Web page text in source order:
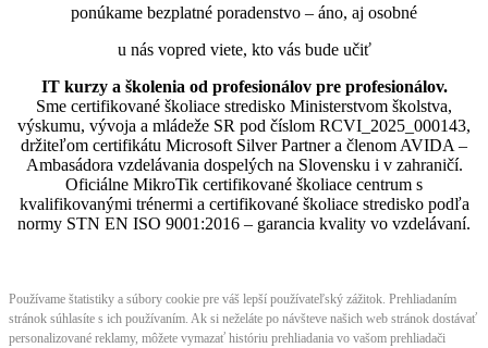
ponúkame bezplatné poradenstvo – áno, aj osobné
u nás vopred viete, kto vás bude učiť
IT kurzy a školenia od profesionálov pre profesionálov.
Sme certifikované školiace stredisko Ministerstvom školstva,
výskumu, vývoja a mládeže SR pod číslom RCVI_2025_000143,
držiteľom certifikátu Microsoft Silver Partner a členom AVIDA –
Ambasádora vzdelávania dospelých na Slovensku i v zahraničí.​​​​​​​​​​​​​​​​
Oficiálne MikroTik certifikované školiace centrum s
kvalifikovanými trénermi ​​​​​​​​​​a certifikované školiace stredisko podľa
normy STN EN ISO 9001:2016 – garancia kvality vo vzdelávaní.
Používame štatistiky a súbory cookie pre váš lepší používateľský zážitok. Prehliadaním
stránok súhlasíte s ich používaním. Ak si neželáte po návšteve našich web stránok dostávať
personalizované reklamy, môžete vymazať históriu prehliadania vo vašom prehliadači